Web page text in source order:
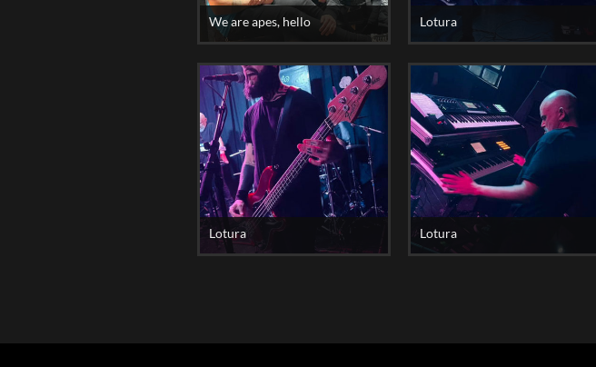
We are apes, hello Lotura
Lotura Lotura